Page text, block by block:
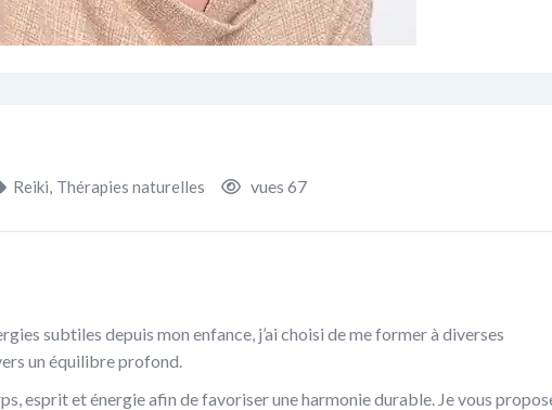
Reiki, Thérapies naturelles vues 67
subtiles depuis mon enfance, j’ai choisi de me former à diverses
un équilibre profond.
esprit et énergie afin de favoriser une harmonie durable. Je vous